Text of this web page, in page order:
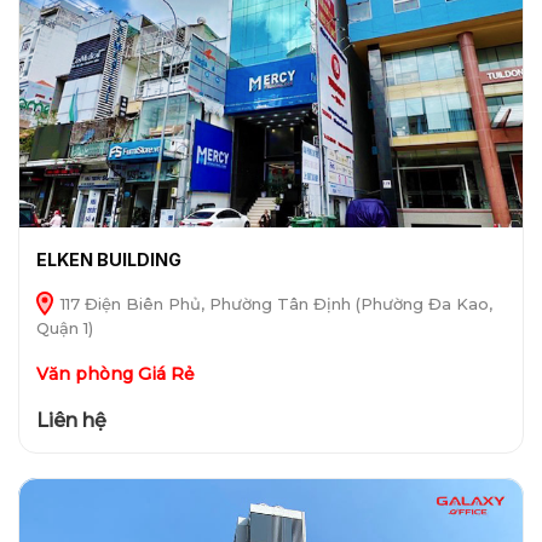
ELKEN BUILDING
117 Điện Biên Phủ, Phường Tân Định (Phường Đa Kao,
Quận 1)
Văn phòng Giá Rẻ
Liên hệ